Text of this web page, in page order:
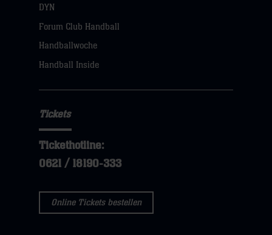
öffnen,
dann
klicken
DYN
Forum Club Handball
Handballwoche
Handball Inside
Tickets
Tickethotline:
0621 / 18190-333
Online Tickets bestellen